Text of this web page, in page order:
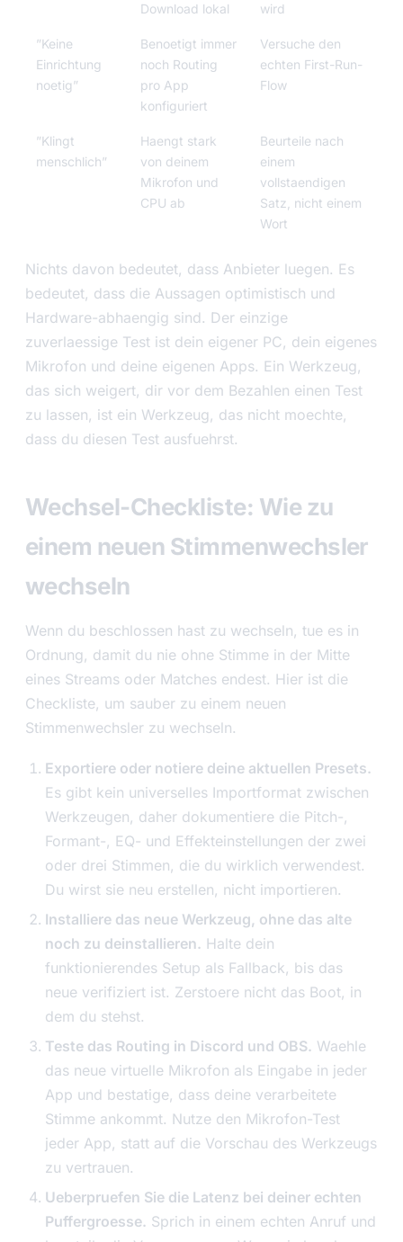
Download lokal
wird
”Keine
Einrichtung
noetig”
Benoetigt immer
noch Routing
pro App
konfiguriert
Versuche den
echten First-Run-
Flow
”Klingt
menschlich”
Haengt stark
von deinem
Mikrofon und
CPU ab
Beurteile nach
einem
vollstaendigen
Satz, nicht einem
Wort
Nichts davon bedeutet, dass Anbieter luegen. Es
bedeutet, dass die Aussagen optimistisch und
Hardware-abhaengig sind. Der einzige
zuverlaessige Test ist dein eigener PC, dein eigenes
Mikrofon und deine eigenen Apps. Ein Werkzeug,
das sich weigert, dir vor dem Bezahlen einen Test
zu lassen, ist ein Werkzeug, das nicht moechte,
dass du diesen Test ausfuehrst.
Wechsel-Checkliste: Wie zu
einem neuen Stimmenwechsler
wechseln
Wenn du beschlossen hast zu wechseln, tue es in
Ordnung, damit du nie ohne Stimme in der Mitte
eines Streams oder Matches endest. Hier ist die
Checkliste, um sauber zu einem neuen
Stimmenwechsler zu wechseln.
Exportiere oder notiere deine aktuellen Presets.
Es gibt kein universelles Importformat zwischen
Werkzeugen, daher dokumentiere die Pitch-,
Formant-, EQ- und Effekteinstellungen der zwei
oder drei Stimmen, die du wirklich verwendest.
Du wirst sie neu erstellen, nicht importieren.
Installiere das neue Werkzeug, ohne das alte
noch zu deinstallieren. Halte dein
funktionierendes Setup als Fallback, bis das
neue verifiziert ist. Zerstoere nicht das Boot, in
dem du stehst.
Teste das Routing in Discord und OBS. Waehle
das neue virtuelle Mikrofon als Eingabe in jeder
App und bestatige, dass deine verarbeitete
Stimme ankommt. Nutze den Mikrofon-Test
jeder App, statt auf die Vorschau des Werkzeugs
zu vertrauen.
Ueberpruefen Sie die Latenz bei deiner echten
Puffergroesse. Sprich in einem echten Anruf und